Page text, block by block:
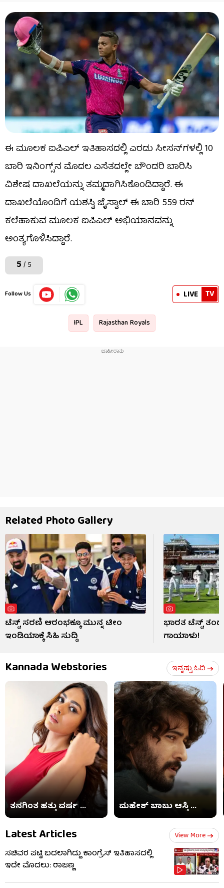
ಈ ಮೂಲಕ ಐಪಿಎಲ್​ ಇತಿಹಾಸದಲ್ಲಿ ಎರಡು ಸೀಸನ್​ಗಳಲ್ಲಿ 10
ಬಾರಿ ಇನಿಂಗ್ಸ್​ನ ಮೊದಲ ಎಸೆತದಲ್ಲೇ ಬೌಂಡರಿ ಬಾರಿಸಿ
ವಿಶೇಷ ದಾಖಲೆಯನ್ನು ತಮ್ಮದಾಗಿಸಿಕೊಂಡಿದ್ದಾರೆ. ಈ
ದಾಖಲೆಯೊಂದಿಗೆ ಯಶಸ್ವಿ ಜೈಸ್ವಾಲ್ ಈ ಬಾರಿ 559 ರನ್​
ಕಲೆಹಾಕುವ ಮೂಲಕ ಐಪಿಎಲ್ ಅಭಿಯಾನವನ್ನು
ಅಂತ್ಯಗೊಳಿಸಿದ್ದಾರೆ.
5 / 5
Follow Us LIVE TV
IPL Rajasthan Royals
Related Photo Gallery
ಟೆಸ್ಟ್ ಸರಣಿ ಆರಂಭಕ್ಕೂ ಮುನ್ನ ಟೀಂ
ಇಂಡಿಯಾಕ್ಕೆ ಸಿಹಿ ಸುದ್ದಿ
ಭಾರತ ಟೆಸ್ಟ್
ಗಾಯಾಳು!
Kannada Webstories ಇನ್ನಷ್ಟು ಓದಿ
ತನಗಿಂತ ಹತ್ತು ವರ್ಷ ... ಮಹೇಶ್ ಬಾಬು ಆಸ್ತಿ ...
Latest Articles View More
ಸಚಿವರ ಪಟ್ಟಿ ಬದಲಾಗಿದ್ದು ಕಾಂಗ್ರೆಸ್ ಇತಿಹಾಸದಲ್ಲಿ
ಇದೇ ಮೊದಲು: ರಾಜಣ್ಣ